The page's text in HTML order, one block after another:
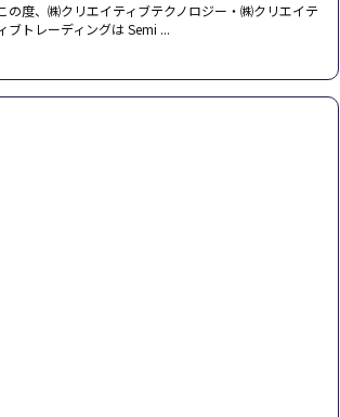
の度、㈱クリエイティブテクノロジー・㈱クリエイテ
ブトレーディングは Semi ...